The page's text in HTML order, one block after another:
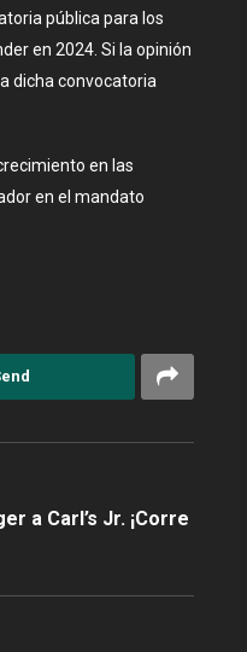
pública para los
en 2024. Si la opinión
dicha convocatoria
en las
en el mandato
a Carl’s Jr. ¡Corre